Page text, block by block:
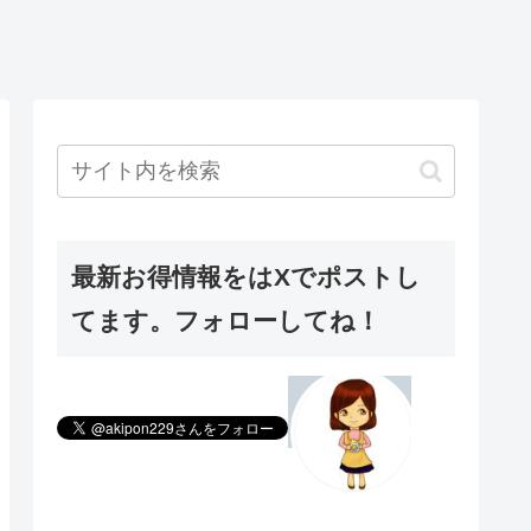
最新お得情報をはXでポストし
てます。フォローしてね！